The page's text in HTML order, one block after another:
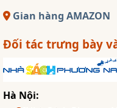
Gian hàng AMAZON
Đối tác trưng bày
Hà Nội: